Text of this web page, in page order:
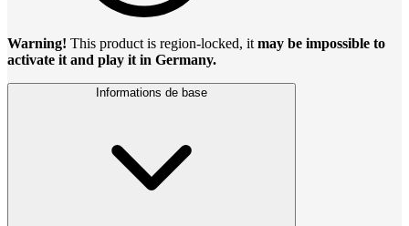
Warning! This product is region-locked, it may be impossible to
activate it and play it in Germany.
Informations de base